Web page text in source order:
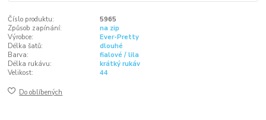
Číslo produktu:
5965
Způsob zapínání:
na zip
Výrobce:
Ever-Pretty
Délka šatů:
dlouhé
Barva:
fialové / lila
Délka rukávu:
krátký rukáv
Velikost:
44
Do oblíbených